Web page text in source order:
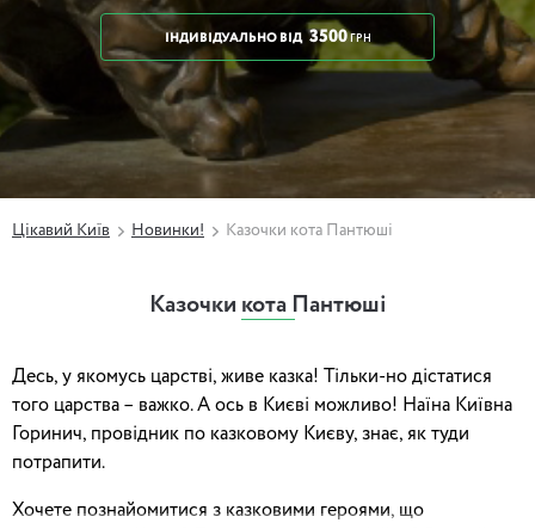
ІНДИВІДУАЛЬНОВІД 3500 ГРН
Цікавий Київ Новинки! Казочки кота Пантюші
Казочки кота Пантюші
Десь, у якомусь царстві, живе казка! Тільки-но дістатися
того царства – важко. А ось в Києві можливо! Наїна Київна
Горинич, провідник по казковому Києву, знає, як туди
потрапити.
Хочете познайомитися з казковими героями, що